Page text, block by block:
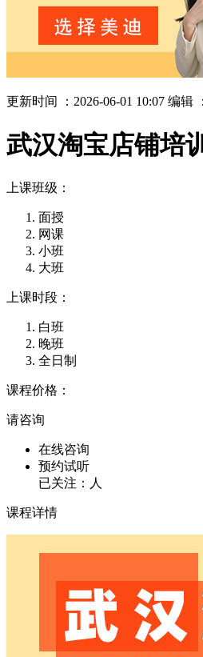
更新时间 ：2026-06-01 10:07 编辑
武汉淘宝店铺培
上课班级：
面授
网课
小班
大班
上课时段：
白班
晚班
全日制
课程价格：
请咨询
在线咨询
预约试听
已关注： 人
课程详情